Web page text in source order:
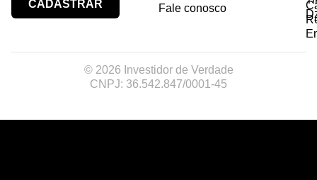
CADASTRAR
Fale conosco
© 2026 Investidor de Verdade
CNPJ: 36.542.847/0001-45